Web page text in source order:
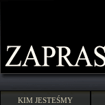
KIM JESTEŚMY